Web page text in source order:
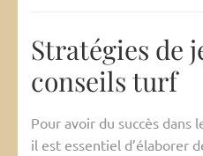
Stratégies de
conseils turf
Pour avoir du succès dans
il est essentiel d’élaborer